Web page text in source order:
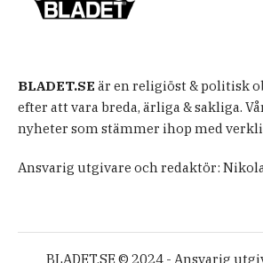
BLADET.SE är en religiöst & politisk
efter att vara breda, ärliga & sakliga.
nyheter som stämmer ihop med
Ansvarig utgivare och redaktör:
BLADET.SE © 2024 - Ansvarig